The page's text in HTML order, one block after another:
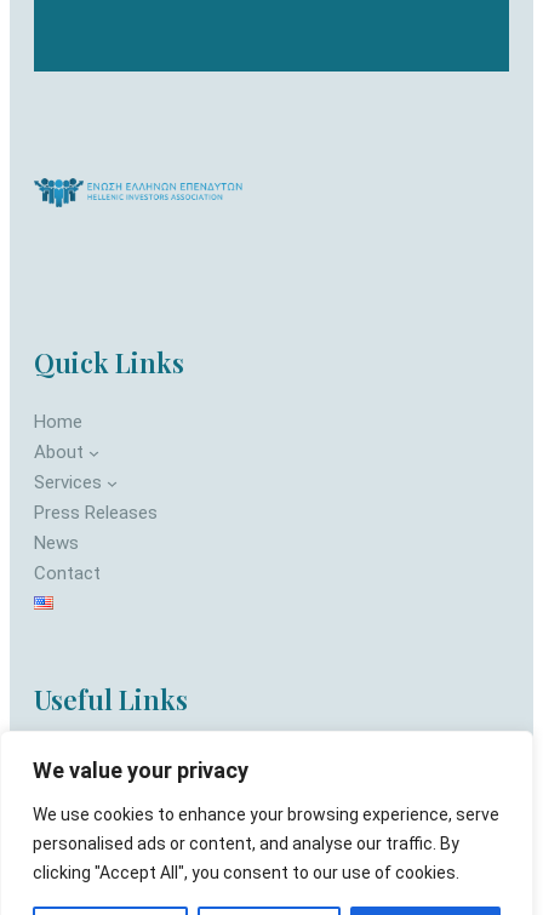
We value your privacy
We use cookies to enhance your browsing experience, serve
personalised ads or content, and analyse our traffic. By
clicking "Accept All", you consent to our use of cookies.
Quick Links
Home
About
Services
Press Releases
News
Contact
Useful Links
Privacy Policy
Terms of use